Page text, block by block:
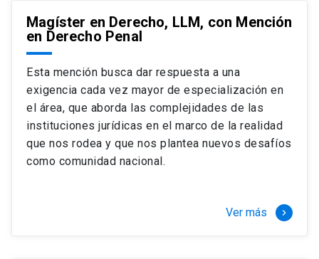
Magíster en Derecho, LLM, con Mención
en Derecho Penal
Esta mención busca dar respuesta a una
exigencia cada vez mayor de especialización en
el área, que aborda las complejidades de las
instituciones jurídicas en el marco de la realidad
que nos rodea y que nos plantea nuevos desafíos
como comunidad nacional.
Ver más keyboard_arrow_right